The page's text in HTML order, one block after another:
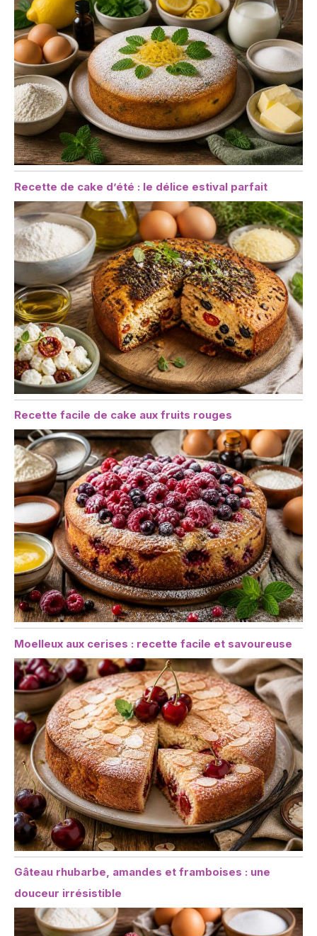
Recette de cake d’été : le délice estival parfait
Recette facile de cake aux fruits rouges
Moelleux aux cerises : recette facile et savoureuse
Gâteau rhubarbe, amandes et framboises : une
douceur irrésistible